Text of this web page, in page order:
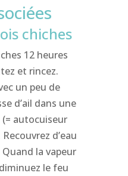
chiches
12 heures
et rincez.
un peu de
d’ail dans une
(= autocuiseur
d’eau
la vapeur
le feu